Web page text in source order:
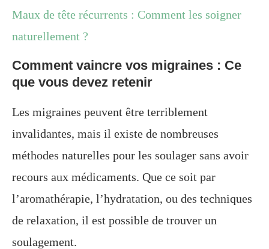
Maux de tête récurrents : Comment les soigner
naturellement ?
Comment vaincre vos migraines : Ce
que vous devez retenir
Les migraines peuvent être terriblement
invalidantes, mais il existe de nombreuses
méthodes naturelles pour les soulager sans avoir
recours aux médicaments. Que ce soit par
l’aromathérapie, l’hydratation, ou des techniques
de relaxation, il est possible de trouver un
soulagement.